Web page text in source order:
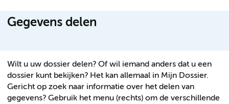
Gegevens delen
Wilt u uw dossier delen? Of wil iemand anders dat u een
dossier kunt bekijken? Het kan allemaal in Mijn Dossier.
Gericht op zoek naar informatie over het delen van
gegevens? Gebruik het menu (rechts) om de verschillende